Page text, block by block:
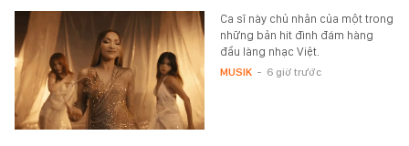
Ca sĩ này chủ nhân của một trong
những bản hit đình đám hàng
đầu làng nhạc Việt.
MUSIK - 6 giờ trước